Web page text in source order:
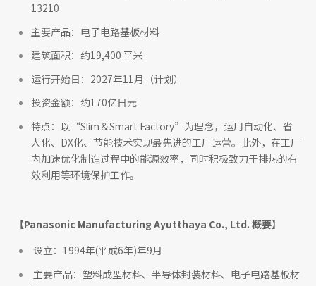
13210
主要产品：电子电路基板材料
建筑面积：约19,400 平米
运行开始日：2027年11月（计划）
投资金额：约170亿日元
特点：以“Slim＆Smart Factory”为理念，运用自动化、省
人化、DX化、节能技术实现最先进的工厂运营。此外，在工厂
内加速优化制造过程中的能源效率，同时积极致力于排热的有
效利用等环境保护工作。
【Panasonic Manufacturing Ayutthaya Co., Ltd. 概要】
设立：1994年(平成6年)年9月
主要产品：塑料成型材料、半导体封装材料、电子电路基板材